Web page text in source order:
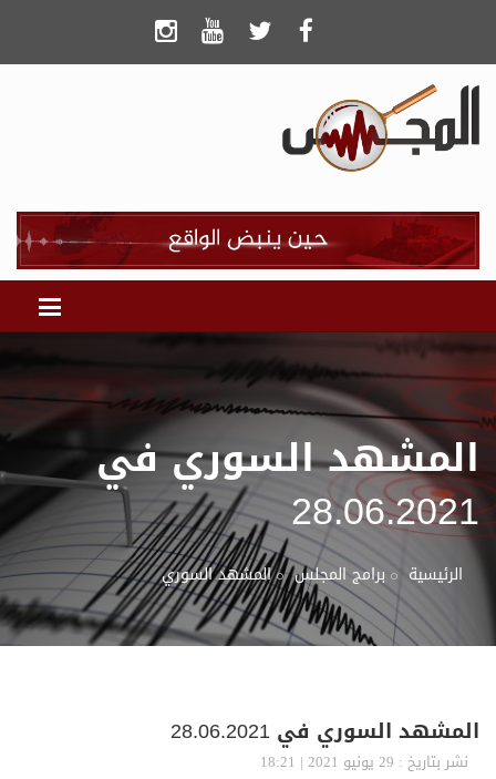
المشهد السوري في
28.06.2021
الرئيسية برامج المجلس المشهد السوري
المشهد السوري في 28.06.2021
نشر بتاريخ : 29 يونيو 2021 | 18:21